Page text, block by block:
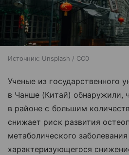
Источник: Unsplash / CC0
Ученые из государственного
в Чанше (Китай) обнаружили,
в районе с большим
снижает риск развития
метаболического
характеризующегося